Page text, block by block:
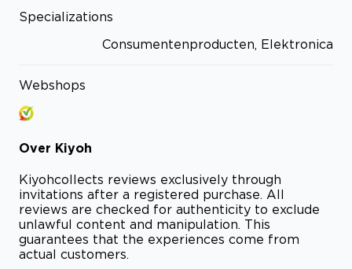
Specializations
Consumentenproducten, Elektronica
Webshops
Over Kiyoh
Kiyohcollects reviews exclusively through
invitations after a registered purchase. All
reviews are checked for authenticity to exclude
unlawful content and manipulation. This
guarantees that the experiences come from
actual customers.